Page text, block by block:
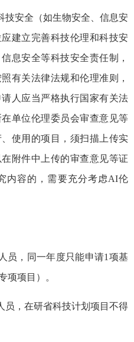
技安全（如生物安全、信息安
建立完善科技伦理和科技安
息安全等科技安全责任制，
有关法律法规和伦理准则，
人应当严格执行国家有关法
单位伦理委员会审查意见等
使用的项目，须扫描上传实
附件中上传的审查意见等证
内容的，需要充分考虑AI伦
员，同一年度只能申请1项基
项项目）。
员，在研省科技计划项目不得